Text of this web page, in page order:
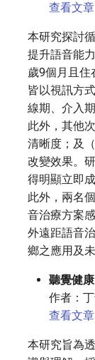
查看文章
本研究探討
提升語音能
歲9個月且住
皆以視訊方
線期、介入
此外，其他
清晰度；及
改變效果。
得明顯立即
此外，兩名
音治療方案
外遠距語音
鄉之應用及
聽覺健
作者：
查看文章
本研究旨為